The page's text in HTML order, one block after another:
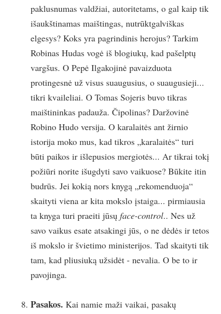
paklusnumas valdžiai, autoritetams, o gal kaip tik
išaukštinamas maištingas, nutrūktgalviškas
elgesys? Koks yra pagrindinis herojus? Tarkim
Robinas Hudas vogė iš blogiukų, kad pašelptų
vargšus. O Pepė Ilgakojinė pavaizduota
protingesnė už visus suaugusius, o suaugusieji...
tikri kvaileliai. O Tomas Sojeris buvo tikras
maištininkas padauža. Čipolinas? Daržovinė
Robino Hudo versija. O karalaitės ant žirnio
istorija moko mus, kad tikros „karalaitės“ turi
būti paikos ir išlepusios mergiotės... Ar tikrai tokį
požiūri norite išugdyti savo vaikuose? Būkite itin
budrūs. Jei kokią nors knygą „rekomenduoja“
skaityti viena ar kita mokslo įstaiga... pirmiausia
ta knyga turi praeiti jūsųface-control.. Nes už
savo vaikus esate atsakingi jūs, o ne dėdės ir tetos
iš mokslo ir švietimo ministerijos. Tad skaityti tik
tam, kad pliusiuką užsidėt - nevalia. O be to ir
pavojinga.
Pasakos.Kai namie maži vaikai, pasakų